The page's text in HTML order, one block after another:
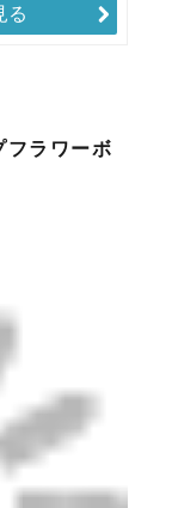
る
フラワーボ